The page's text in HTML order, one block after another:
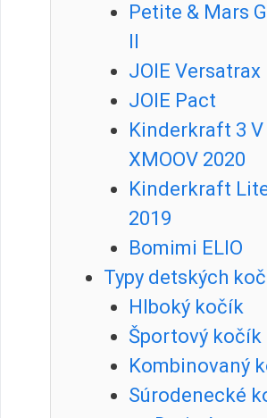
Petite & Mars
II
JOIE Versatrax
JOIE Pact
Kinderkraft 3 V
XMOOV 2020
Kinderkraft
2019
Bomimi ELIO
Typy detských
Hlboký kočík
Športový kočík
Kombinovaný
Súrodenecké